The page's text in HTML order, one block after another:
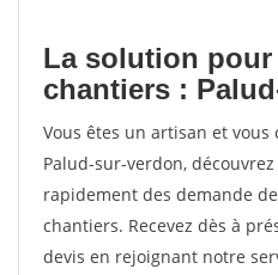
La solution
chantiers :
Vous êtes un artisan et
Palud-sur-verdon,
rapidement des demande
chantiers. Recevez dès à
devis en rejoignant notre